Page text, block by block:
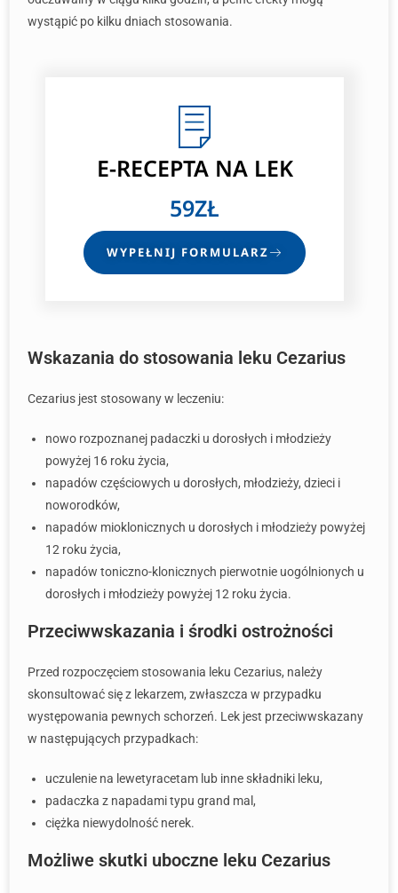
wystąpić po kilku dniach stosowania.
E-RECEPTANA LEK
59ZŁ
WYPEŁNIJ FORMULARZ
Wskazania do stosowania leku Cezarius
Cezarius jest stosowany w leczeniu:
nowo rozpoznanej padaczki u dorosłych i młodzieży
powyżej 16 roku życia,
napadów częściowych u dorosłych, młodzieży, dzieci i
noworodków,
napadów mioklonicznych u dorosłych i młodzieży powyżej
12 roku życia,
napadów toniczno-klonicznych pierwotnie uogólnionych u
dorosłych i młodzieży powyżej 12 roku życia.
Przeciwwskazania i środki ostrożności
Przed rozpoczęciem stosowania leku Cezarius, należy
skonsultować się z lekarzem, zwłaszcza w przypadku
występowania pewnych schorzeń. Lek jest przeciwwskazany
w następujących przypadkach:
uczulenie na lewetyracetam lub inne składniki leku,
padaczka z napadami typu grand mal,
ciężka niewydolność nerek.
Możliwe skutki uboczne leku Cezarius